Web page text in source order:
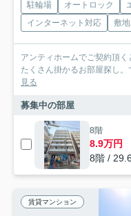
駐輪場 オートロック
インターネット対応
敷
アンティホームでご契約頂
たくさん掛かるお部屋探し。
見る
募集中の部屋
8階
8.9万円
8階 /
賃貸マンション